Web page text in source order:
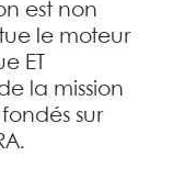
est non
le moteur
ET
la mission
sur